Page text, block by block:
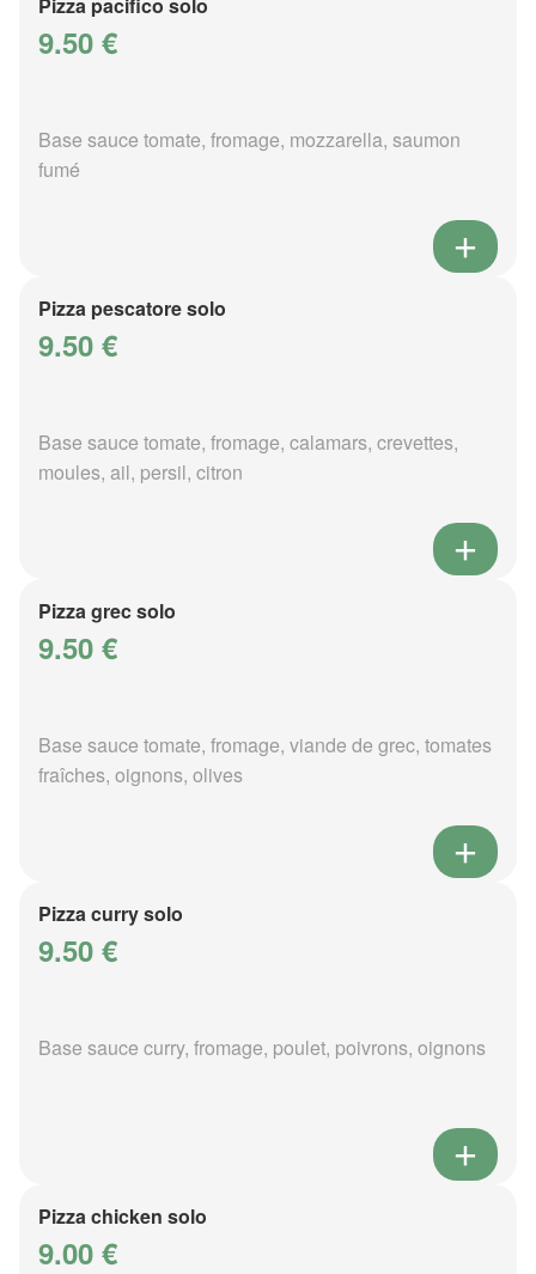
9.50 €
Base sauce tomate, fromage, mozzarella, saumon
fumé
Pizza pescatore solo
9.50 €
Base sauce tomate, fromage, calamars, crevettes,
moules, ail, persil, citron
Pizza grec solo
9.50 €
Base sauce tomate, fromage, viande de grec, tomates
fraîches, oignons, olives
Pizza curry solo
9.50 €
Base sauce curry, fromage, poulet, poivrons, oignons
Pizza chicken solo
9.00 €